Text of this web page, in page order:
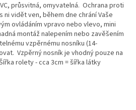
průsvitná, omyvatelná. Ochrana proti
vidět ven, během dne chrání Vaše
ovládáním vpravo nebo vlevo, mini
montáž nalepením nebo zavěšením
vzpěrnému nosníku (14-
Vzpěrný nosník je vhodný pouze na
rolety - cca 3cm = šířka látky